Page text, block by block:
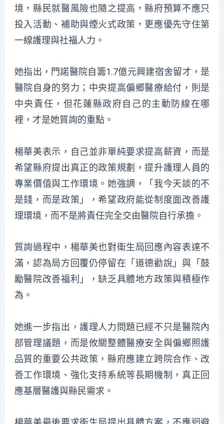
境，縣民就醫風險也隨之提高，縣府預算不應只
投入活動、補助與煙火式政策，更應優先守住第
一線護理與社福人力。
她指出，門諾醫院自籌1.7億元興建宿舍留才，是
醫院自身的努力；中央提高偏鄉醫療給付，則是
中央責任，但花蓮縣政府自己的主動防線在哪
裡，才是她質詢的重點。
楊華美表示，自己並非單純要求提高薪資，而是
希望縣府提出真正的政策規劃，提升護理人員的
專業價值與工作環境。她強調，「我今天談的不
是錢，而是政策」，希望政府能從制度面改善護
理環境，而不是將責任完全交由醫院自行承擔。
質詢過程中，楊華美也對衛生局回應內容表達不
滿，認為局方回覆仍停留在「道德勸說」與「鼓
勵醫院改善福利」，缺乏具體地方政策與積極作
為。
她進一步指出，護理人力問題已經不只是醫院內
部管理議題，而是攸關整體醫療安全與偏鄉照護
品質的重要公共政策，縣府應建立跨院合作、改
善工作環境、強化支持系統等長期機制，真正回
應基層醫護與縣民需求。